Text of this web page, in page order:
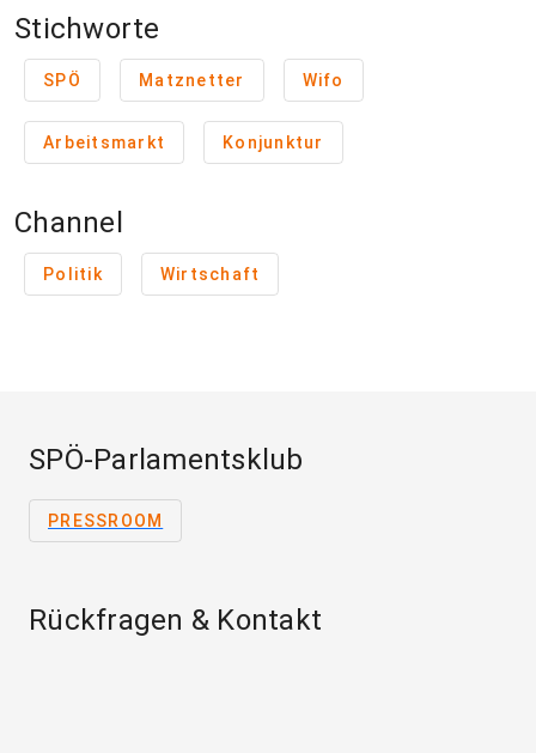
Stichworte
SPÖ Matznetter Wifo
Arbeitsmarkt Konjunktur
Channel
Politik Wirtschaft
SPÖ-Parlamentsklub
PRESSROOM
Rückfragen & Kontakt